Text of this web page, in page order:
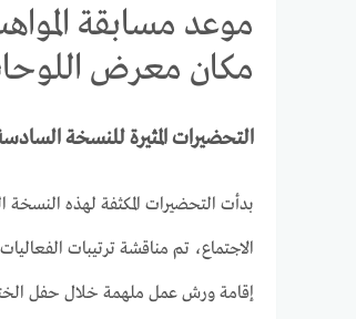
موعد مسابقة
مكان معرض
التحضيرات المثيرة للنسخة
بدأت التحضيرات المكثفة لهذه النسخة
الاجتماع، تم مناقشة ترتيبات
إقامة ورش عمل ملهمة خلال حفل